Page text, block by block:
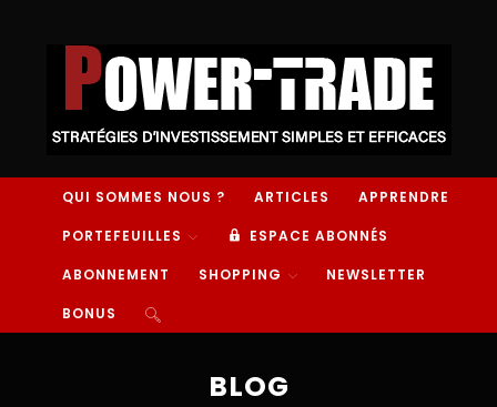
QUI SOMMES NOUS ? ARTICLES APPRENDRE
PORTEFEUILLES ESPACE ABONNÉS
ABONNEMENT SHOPPING NEWSLETTER
BONUS
BLOG